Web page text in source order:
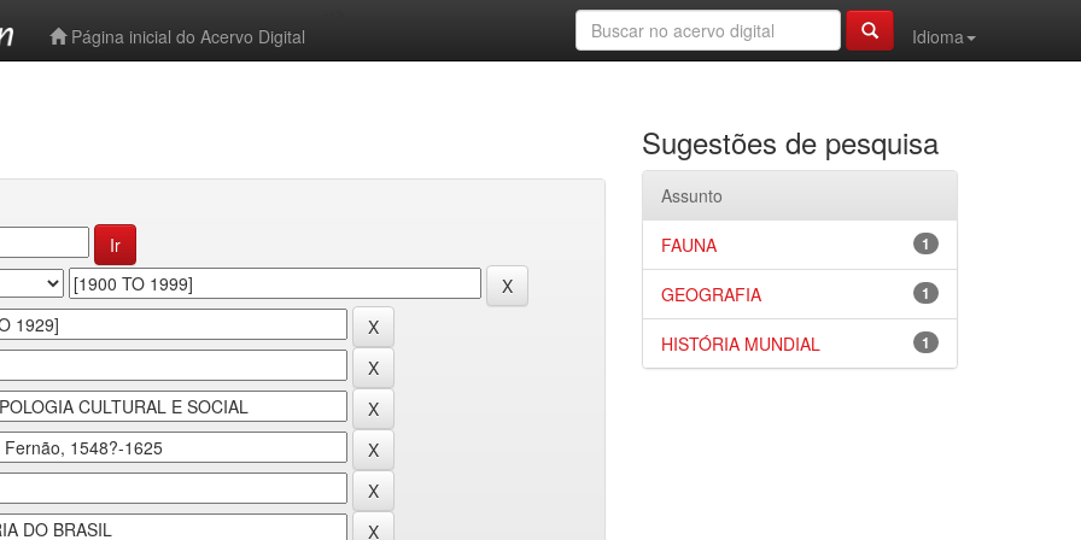
Página inicial do Acervo Digital
Idioma
Sugestões de pesquisa
Assunto
1
FAUNA
1
GEOGRAFIA
1
HISTÓRIA MUNDIAL